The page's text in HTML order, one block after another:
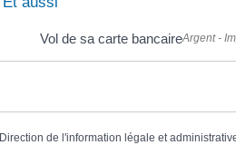
Vol de sa carte bancaireArgent -
Direction de l'information légale et